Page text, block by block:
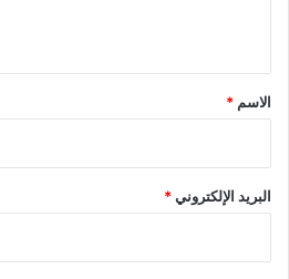
*
الاسم *
البريد الإلكتروني*